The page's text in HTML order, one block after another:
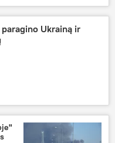
(ETPA)
Ukrainą ir